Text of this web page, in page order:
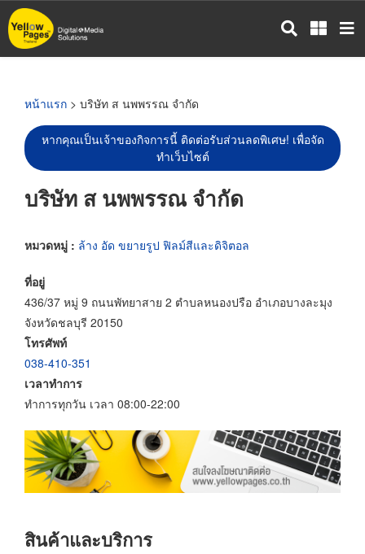
ข้าม
ไป
หน้าแรก > บริษัท ส นพพรรณ จำกัด
หากคุณเป็นเจ้าของกิจการนี้ ติดต่อรับส่วนลดพิเศษ! เพื่อจัด
ทำเว็บไซต์
บริษัท ส นพพรรณ จำกัด
หมวดหมู่ : ล้าง อัด ขยายรูป ฟิลม์สีและดิจิตอล
ที่อยู่
436/37 หมู่ 9 ถนนพัทยาสาย 2 ตำบลหนองปรือ อำเภอบางละมุง
จังหวัดชลบุรี 20150
โทรศัพท์
038-410-351
เวลาทำการ
ทำการทุกวัน เวลา 08:00-22:00
สินค้าและบริการ